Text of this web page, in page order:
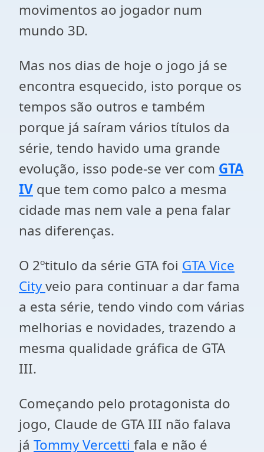
movimentos ao jogador num
mundo 3D.
Mas nos dias de hoje o jogo já se
encontra esquecido, isto porque os
tempos são outros e também
porque já saíram vários títulos da
série, tendo havido uma grande
evolução, isso pode-se ver com GTA
IV que tem como palco a mesma
cidade mas nem vale a pena falar
nas diferenças.
O 2ºtitulo da série GTA foi GTA Vice
Cityveio para continuar a dar fama
a esta série, tendo vindo com várias
melhorias e novidades, trazendo a
mesma qualidade gráfica de GTA
III.
Começando pelo protagonista do
jogo, Claude de GTA III não falava
já Tommy Vercetti fala e não é